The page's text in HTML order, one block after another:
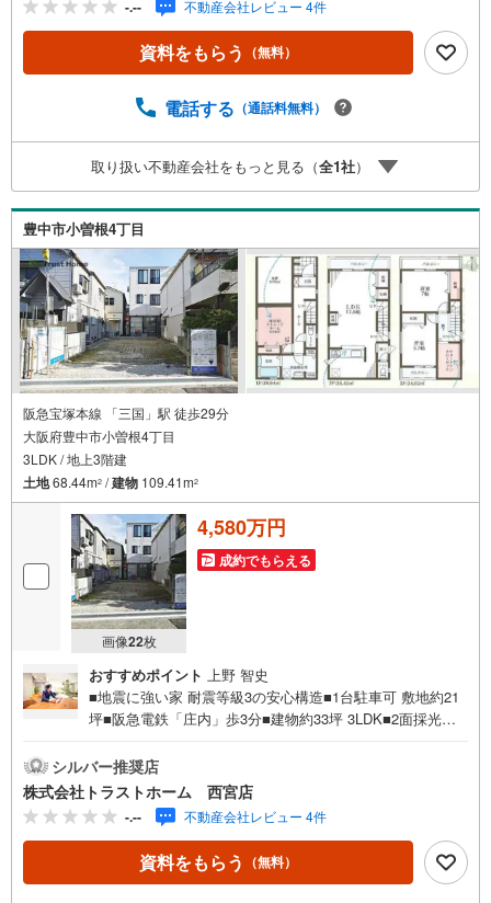
雨風から守るビルドインガレージ■全室洋室でお掃除かんた
ん♪■スーパー、病院が徒歩10分圏内で生活便利♪豊島小学
校 約2400m♪第四中学校 約2100m♪Foods Market satake
定休日はございません。お時間帯も、お客様のご都合に可
宅ローン相談、買替相談もお任せください！詳しくは弊社
HPをご覧くださいませ♪〇神戸市全域、明石・芦屋・西
宮・宝塚・三田市など 幅広いエリアで物件のご紹介が可
能です♪
-.-- 不動産会社レビュー 4件
資料をもらう （無料）
電話する （通話料無料）
取り扱い不動産会社をもっと見る（全1社）
豊中市小曽根4丁目
阪急宝塚本線 「三国」駅 徒歩29分
大阪府豊中市小曽根4丁目
3LDK / 地上3階建
土地68.44m2 /建物 109.41m2
画像22枚
4,580万円
成約でもらえる
おすすめポイント 上野 智史
■地震に強い家 耐震等級3の安心構造■1台駐車可 敷地約21
坪■阪急電鉄「庄内」歩3分■建物約33坪 3LDK■2面採光の
WICL■浴室乾燥機付！雨の日や花粉の季節に◎■生活動線
良好！お手洗い×2ヶ所■風通しの良い2面バルコニー■モニ
タ付インターホン有でセキュリティ安心■大切なお車を雨風
から守るビルドインガレージ■全室洋室でお掃除かんたん♪
■小学校、スーパー、病院が徒歩10分圏内で生活便利◎住
宅性能表示制度・耐震等級3・耐風等級2・劣化対策等級3・
シルバー推奨店
株式会社トラストホーム 西宮店
-.-- 不動産会社レビュー 4件
資料をもらう （無料）